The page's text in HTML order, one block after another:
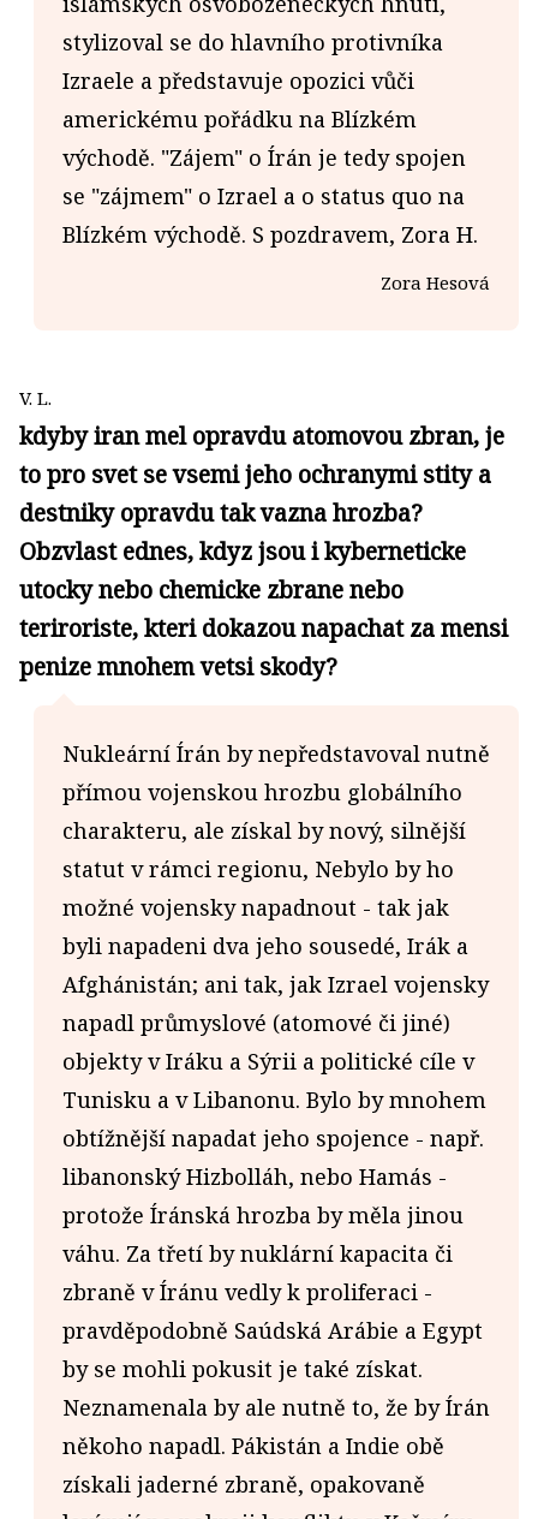
stylizoval se do hlavního protivníka
Izraele a představuje opozici vůči
americkému pořádku na Blízkém
východě. "Zájem" o Írán je tedy spojen
se "zájmem" o Izrael a o status quo na
Blízkém východě. S pozdravem, Zora H.
Zora Hesová
V. L.
kdyby iran mel opravdu atomovou zbran, je
to pro svet se vsemi jeho ochranymi stity a
destniky opravdu tak vazna hrozba?
Obzvlast ednes, kdyz jsou i kyberneticke
utocky nebo chemicke zbrane nebo
teriroriste, kteri dokazou napachat za mensi
penize mnohem vetsi skody?
Nukleární Írán by nepředstavoval nutně
přímou vojenskou hrozbu globálního
charakteru, ale získal by nový, silnější
statut v rámci regionu, Nebylo by ho
možné vojensky napadnout - tak jak
byli napadeni dva jeho sousedé, Irák a
Afghánistán; ani tak, jak Izrael vojensky
napadl průmyslové (atomové či jiné)
objekty v Iráku a Sýrii a politické cíle v
Tunisku a v Libanonu. Bylo by mnohem
obtížnější napadat jeho spojence - např.
libanonský Hizbolláh, nebo Hamás -
protože Íránská hrozba by měla jinou
váhu. Za třetí by nuklární kapacita či
zbraně v Íránu vedly k proliferaci -
pravděpodobně Saúdská Arábie a Egypt
by se mohli pokusit je také získat.
Neznamenala by ale nutně to, že by Írán
někoho napadl. Pákistán a Indie obě
získali jaderné zbraně, opakovaně